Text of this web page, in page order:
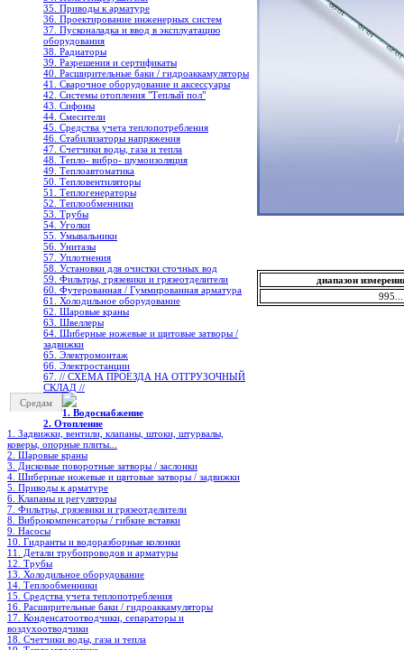
35. Приводы к арматуре
36. Проектирование инженерных систем
37. Пусконаладка и ввод в эксплуатацию
оборудования
38. Радиаторы
39. Разрешения и сертификаты
40. Расширительные баки / гидроаккамуляторы
41. Сварочное оборудование и аксессуары
42. Системы отопления "Теплый пол"
43. Сифоны
44. Смесители
45. Средства учета теплопотребления
46. Стабилизаторы напряжения
47. Счетчики воды, газа и тепла
48. Тепло- вибро- шумоизоляция
49. Теплоавтоматика
50. Тепловентиляторы
51. Теплогенераторы
52. Теплообменники
53. Трубы
54. Уголки
55. Умывальники
56. Унитазы
57. Уплотнения
58. Установки для очистки сточных вод
59. Фильтры, грязевики и грязеотделители
60. Футерованная / Гуммированная арматура
61. Холодильное oборудование
62. Шаровые краны
63. Швеллеры
64. Шиберные ножевые и щитовые затворы /
задвижки
65. Электромонтаж
66. Электростанции
67. // СХЕМА ПРОЕЗДА НА ОТГРУЗОЧНЫЙ
СКЛАД //
Средам
1. Водоснабжение
2. Отопление
1. Задвижки, вентили, клапаны, штоки, штурвалы,
коверы, опорные плиты...
2. Шаровые краны
3. Дисковые поворотные затворы / заслонки
4. Шиберные ножевые и щитовые затворы / задвижки
5. Приводы к арматуре
6. Клапаны и регуляторы
7. Фильтры, грязевики и грязеотделители
8. Виброкомпенсаторы / гибкие вставки
9. Насосы
10. Гидранты и водоразборные колонки
11. Детали трубопроводов и арматуры
12. Трубы
13. Холодильное oборудование
14. Теплообменники
15. Средства учета теплопотребления
16. Расширительные баки / гидроаккамуляторы
17. Конденсатоотводчики, сепараторы и
воздухоотводчики
18. Счетчики воды, газа и тепла
диапазон